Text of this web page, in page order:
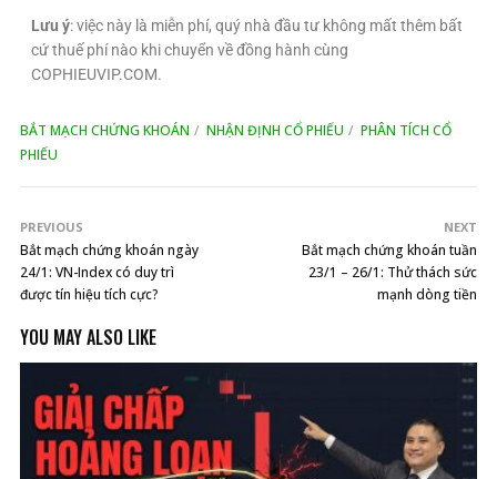
Lưu ý: việc này là miễn phí, quý nhà đầu tư không mất thêm bất
cứ thuế phí nào khi chuyển về đồng hành cùng
COPHIEUVIP.COM.
BẮT MẠCH CHỨNG KHOÁN NHẬN ĐỊNH CỔ PHIẾU
PHÂN TÍCH CỔ
PHIẾU
PREVIOUS
Bắt mạch chứng khoán ngày
24/1: VN-Index có duy trì
được tín hiệu tích cực?
NEXT
Bắt mạch chứng khoán tuần
23/1 – 26/1: Thử thách sức
mạnh dòng tiền
YOU MAY ALSO LIKE